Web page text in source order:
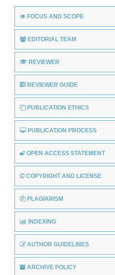
FOCUS AND SCOPE
EDITORIAL TEAM
REVIEWER
REVIEWER GUIDE
PUBLICATION ETHICS
PUBLICATION PROCESS
OPEN ACCESS STATEMENT
COPYRIGHT AND LICENSE
PLAGIARISM
INDEXING
AUTHOR GUIDELINES
ARCHIVE POLICY